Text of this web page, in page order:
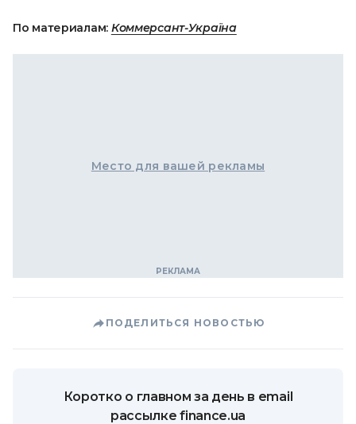
По материалам: Коммерсант-Україна
Место для вашей рекламы
ПОДЕЛИТЬСЯ НОВОСТЬЮ
Коротко о главном за день в email
рассылке finance.ua